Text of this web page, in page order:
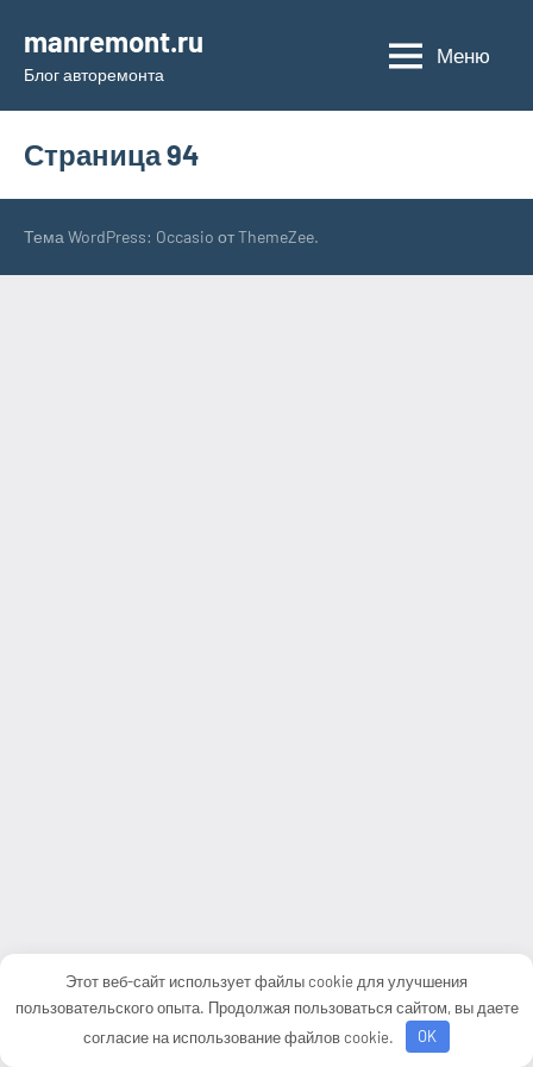
содержимому
manremont.ru
Блог авторемонта
Меню
Страница 94
Тема WordPress: Occasio от ThemeZee.
Этот веб-сайт использует файлы cookie для улучшения
пользовательского опыта. Продолжая пользоваться сайтом, вы даете
согласие на использование файлов cookie.
OK